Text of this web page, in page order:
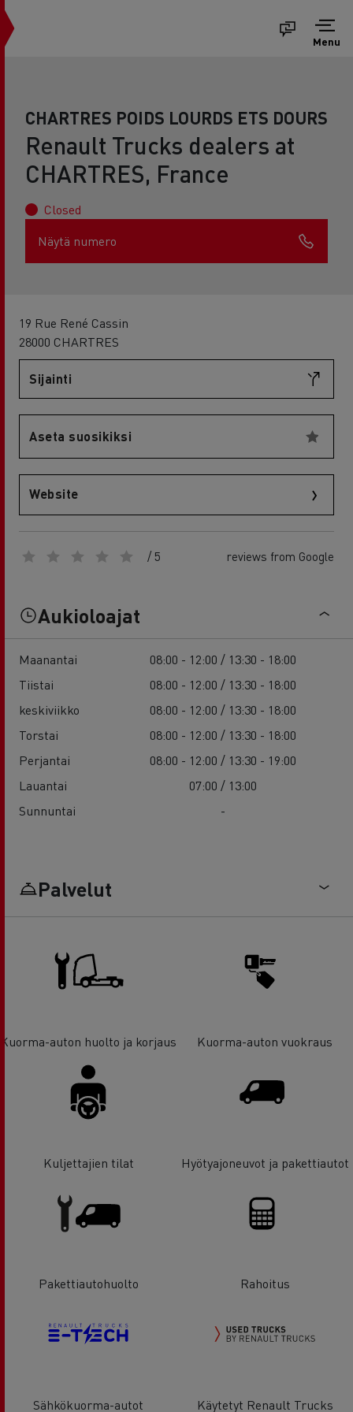
Menu
CHARTRES POIDS LOURDS ETS DOURS
Renault Trucks dealers at
CHARTRES, France
Closed
Näytä numero
19 Rue René Cassin
28000 CHARTRES
Sijainti
Aseta suosikiksi
Website
/ 5 reviews from Google
Aukioloajat
Maanantai
08:00 - 12:00 / 13:30 - 18:00
Tiistai
08:00 - 12:00 / 13:30 - 18:00
keskiviikko
08:00 - 12:00 / 13:30 - 18:00
Torstai
08:00 - 12:00 / 13:30 - 18:00
Perjantai
08:00 - 12:00 / 13:30 - 19:00
Lauantai
07:00 / 13:00
Sunnuntai
-
Palvelut
Kuorma-auton huolto ja korjaus Kuorma-auton vuokraus
Kuljettajien tilat Hyötyajoneuvot ja pakettiautot
Pakettiautohuolto Rahoitus
Sähkökuorma-autot Käytetyt Renault Trucks